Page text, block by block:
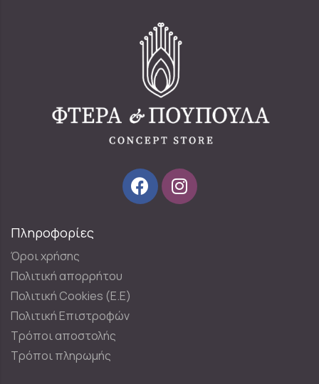
Πληροφορίες
Όροι χρήσης
Πολιτική απορρήτου
Πολιτική Cookies (E.E)
Πολιτική Επιστροφών
Τρόποι αποστολής
Τρόποι πληρωμής